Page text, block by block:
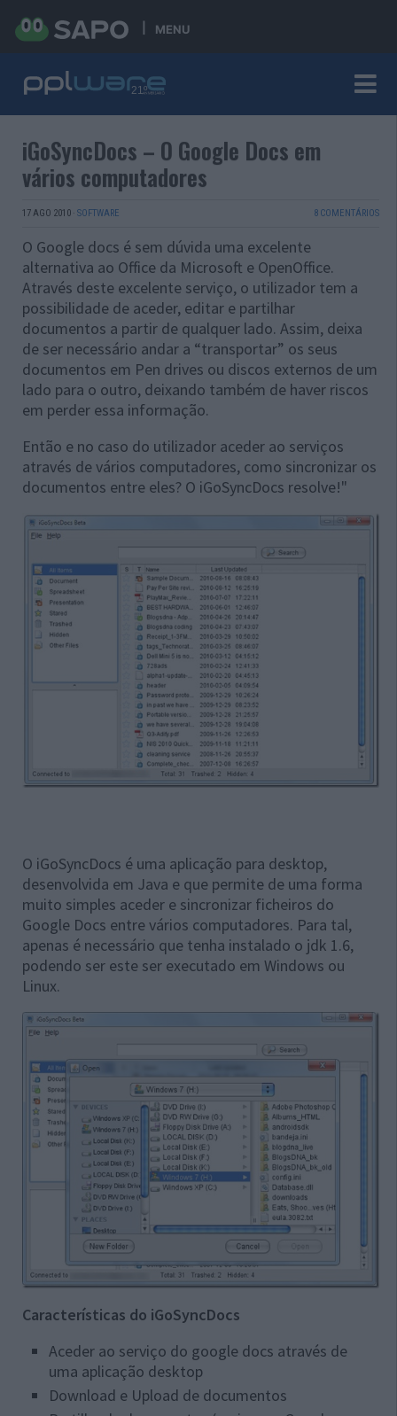
MENU
iGoSyncDocs – O Google Docs em
vários computadores
17 AGO 2010 · SOFTWARE 8 COMENTÁRIOS
O Google docs é sem dúvida uma excelente
alternativa ao Office da Microsoft e OpenOffice.
Através deste excelente serviço, o utilizador tem a
possibilidade de aceder, editar e partilhar
documentos a partir de qualquer lado. Assim, deixa
de ser necessário andar a “transportar” os seus
documentos em Pen drives ou discos externos de um
lado para o outro, deixando também de haver riscos
em perder essa informação.
Então e no caso do utilizador aceder ao serviços
através de vários computadores, como sincronizar os
documentos entre eles? O iGoSyncDocs resolve!"
O iGoSyncDocs é uma aplicação para desktop,
desenvolvida em Java e que permite de uma forma
muito simples aceder e sincronizar ficheiros do
Google Docs entre vários computadores. Para tal,
apenas é necessário que tenha instalado o jdk 1.6,
podendo ser este ser executado em Windows ou
Linux.
Características do iGoSyncDocs
Aceder ao serviço do google docs através de
uma aplicação desktop
Download e Upload de documentos